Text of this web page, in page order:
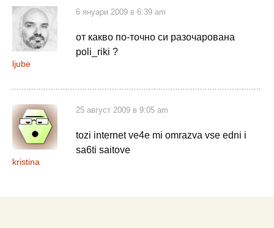
ljube
6 януари 2009 в 6:39 am
от какво по-точно си разочарована
poli_riki ?
kristina
25 август 2009 в 9:05 am
tozi internet ve4e mi omrazva vse edni i
sa6ti saitove